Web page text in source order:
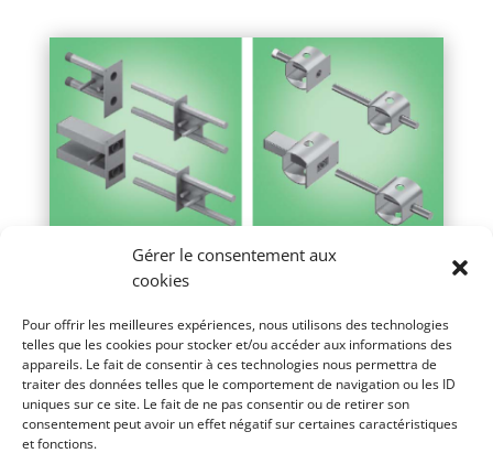
Gérer le consentement aux
cookies
Pour offrir les meilleures expériences, nous utilisons des technologies
telles que les cookies pour stocker et/ou accéder aux informations des
appareils. Le fait de consentir à ces technologies nous permettra de
traiter des données telles que le comportement de navigation ou les ID
uniques sur ce site. Le fait de ne pas consentir ou de retirer son
consentement peut avoir un effet négatif sur certaines caractéristiques
et fonctions.